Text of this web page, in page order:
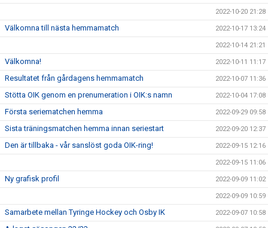
2022-10-20 21:28
Välkomna till nästa hemmamatch 2022-10-17 13:24
2022-10-14 21:21
Välkomna! 2022-10-11 11:17
Resultatet från gårdagens hemmamatch 2022-10-07 11:36
Stötta OIK genom en prenumeration i OIK:s namn 2022-10-04 17:08
Första seriematchen hemma 2022-09-29 09:58
Sista träningsmatchen hemma innan seriestart 2022-09-20 12:37
Den är tillbaka - vår sanslöst goda OIK-ring! 2022-09-15 12:16
2022-09-15 11:06
Ny grafisk profil 2022-09-09 11:02
2022-09-09 10:59
Samarbete mellan Tyringe Hockey och Osby IK 2022-09-07 10:58